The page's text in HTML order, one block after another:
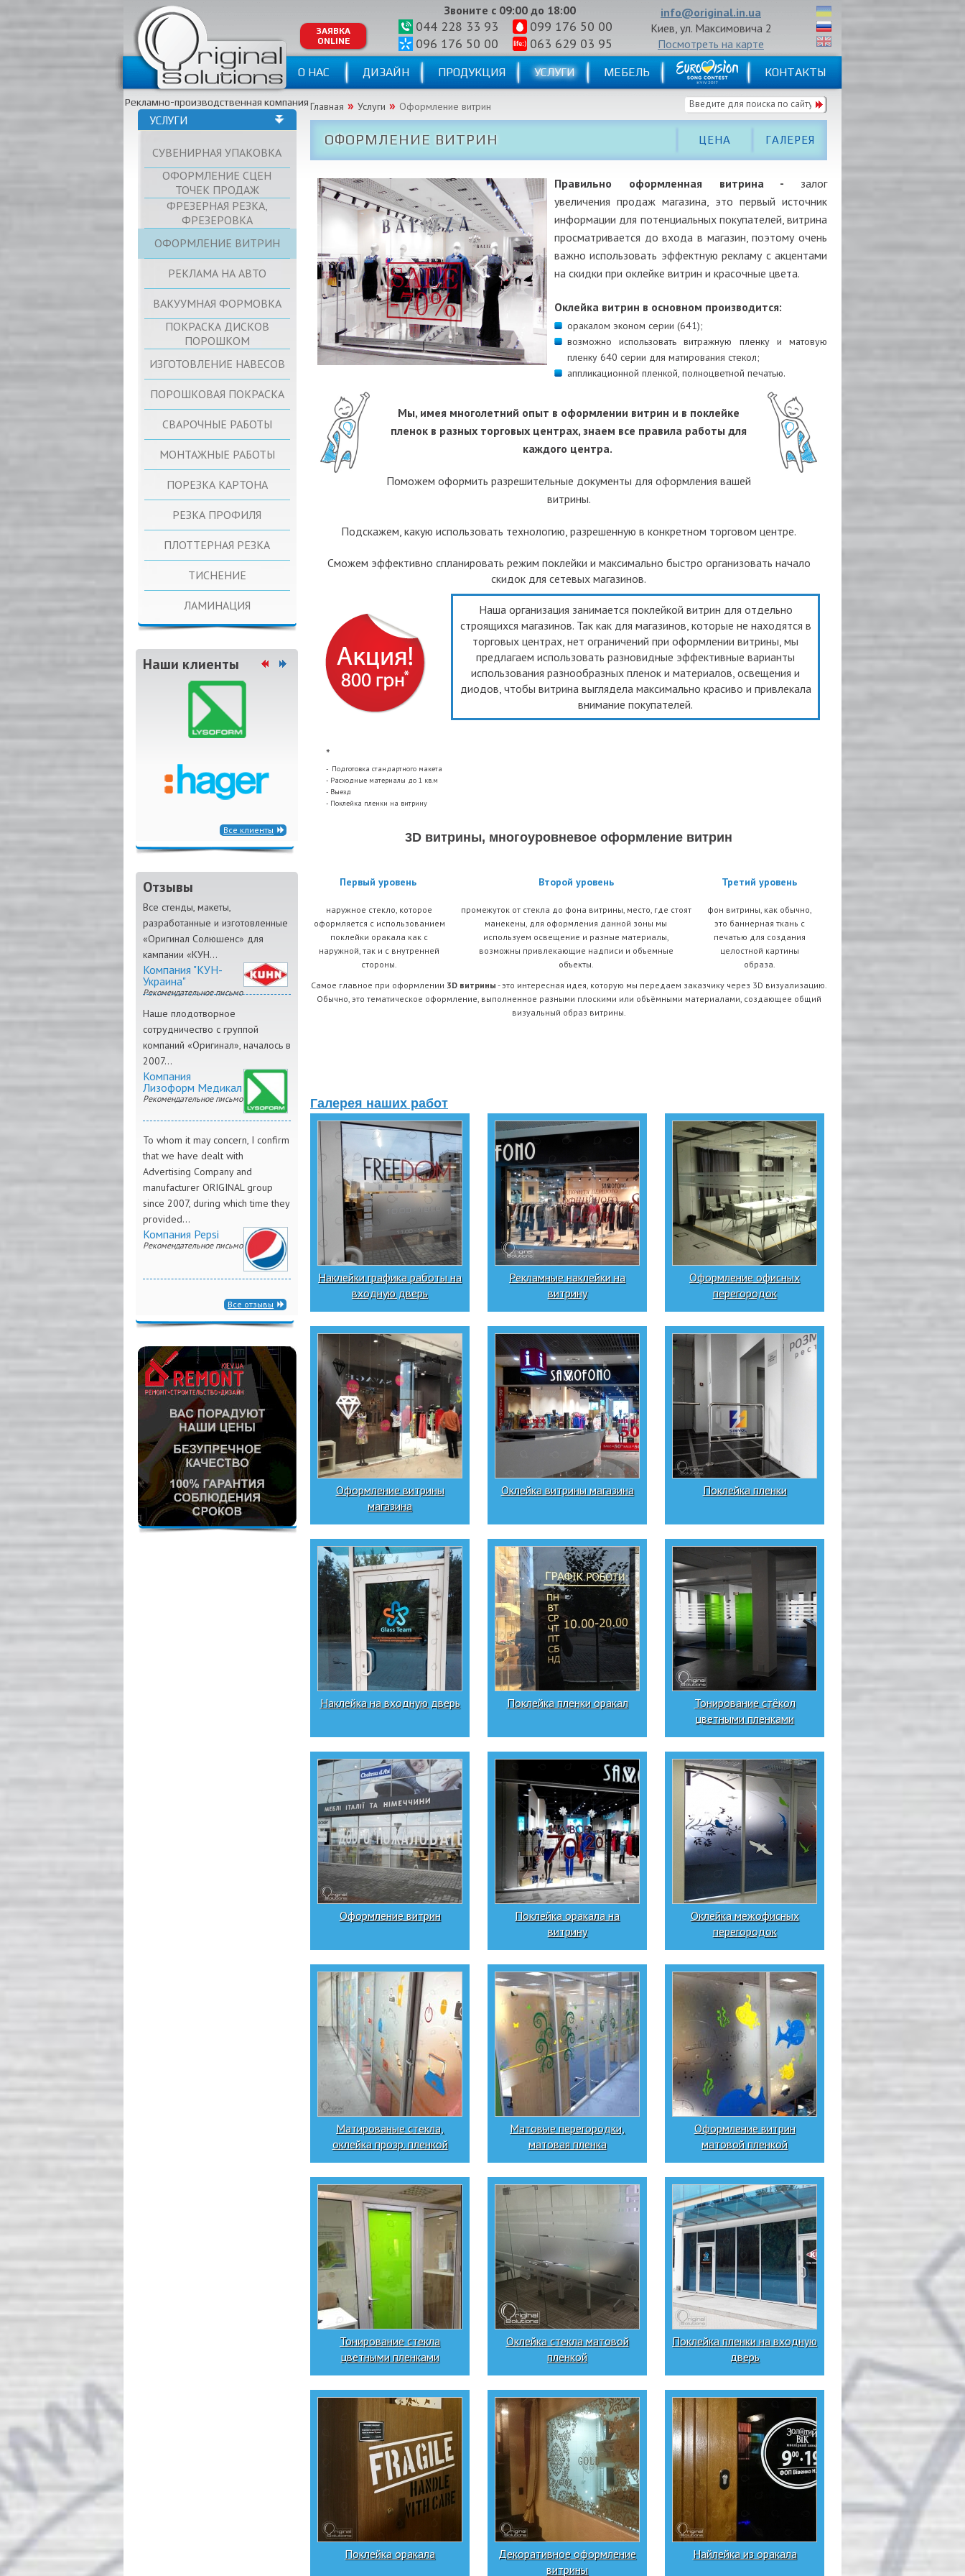
О НАС ДИЗАЙН ПРОДУКЦИЯ УСЛУГИ МЕБЕЛЬ КОНТАКТЫ
ЗАЯВКА
ONLINE
Звоните с 09:00 до 18:00
044 228 33 93
096 176 50 00
099 176 50 00
063 629 03 95
info@original.in.ua
Киев, ул. Максимовича 2
Посмотреть на карте
Рекламно-производственная компания
УСЛУГИ
СУВЕНИРНАЯ УПАКОВКА
ОФОРМЛЕНИЕ СЦЕН
ТОЧЕК ПРОДАЖ
ФРЕЗЕРНАЯ РЕЗКА,
ФРЕЗЕРОВКА
ОФОРМЛЕНИЕ ВИТРИН
РЕКЛАМА НА АВТО
ВАКУУМНАЯ ФОРМОВКА
ПОКРАСКА ДИСКОВ
ПОРОШКОМ
ИЗГОТОВЛЕНИЕ НАВЕСОВ
ПОРОШКОВАЯ ПОКРАСКА
СВАРОЧНЫЕ РАБОТЫ
МОНТАЖНЫЕ РАБОТЫ
ПОРЕЗКА КАРТОНА
РЕЗКА ПРОФИЛЯ
ПЛОТТЕРНАЯ РЕЗКА
ТИСНЕНИЕ
ЛАМИНАЦИЯ
Наши клиенты
Все клиенты
Отзывы
Все стенды, макеты,
разработанные и изготовленные
«Оригинал Солюшенс» для
кампании «КУН...
Компания "КУН-
Украина"
Рекомендательное письмо
Наше плодотворное
сотрудничество с группой
компаний «Оригинал», началось в
2007...
Компания
Лизоформ Медикал
Рекомендательное письмо
To whom it may concern, I confirm
that we have dealt with
Advertising Company and
manufacturer ORIGINAL group
since 2007, during which time they
provided...
Компания Pepsi
Рекомендательное письмо
Все отзывы
Главная Услуги Оформление витрин
ОФОРМЛЕНИЕ ВИТРИН ЦЕНА ГАЛЕРЕЯ
Правильно оформленная витрина - залог
увеличения продаж магазина, это первый источник
информации для потенциальных покупателей, витрина
просматривается до входа в магазин, поэтому очень
важно использовать эффектную рекламу с акцентами
на скидки при оклейке витрин и красочные цвета.
Оклейка витрин в основном производится:
оракалом эконом серии (641);
возможно использовать витражную пленку и матовую
пленку 640 серии для матирования стекол;
аппликационной пленкой, полноцветной печатью.
Мы, имея многолетний опыт в оформлении витрин и в поклейке
пленок в разных торговых центрах, знаем все правила работы для
каждого центра.
Поможем оформить разрешительные документы для оформления вашей
витрины.
Подскажем, какую использовать технологию, разрешенную в конкретном торговом центре.
Сможем эффективно спланировать режим поклейки и максимально быстро организовать начало
скидок для сетевых магазинов.
*
- Подготовка стандартного макета
- Расходные материалы до 1 кв.м
- Выезд
- Поклейка пленки на витрину
Наша организация занимается поклейкой витрин для отдельно
строящихся магазинов. Так как для магазинов, которые не находятся в
торговых центрах, нет ограничений при оформлении витрины, мы
предлагаем использовать разновидные эффективные варианты
использования разнообразных пленок и материалов, освещения и
диодов, чтобы витрина выглядела максимально красиво и привлекала
внимание покупателей.
3D витрины, многоуровневое оформление витрин
Первый уровень
наружное стекло, которое
оформляется с использованием
поклейки оракала как с
наружной, так и с внутренней
стороны.
Второй уровень
промежуток от стекла до фона витрины, место, где стоят
манекены, для оформления данной зоны мы
используем освещение и разные материалы,
возможны привлекающие надписи и объемные
объекты.
Третий уровень
фон витрины, как обычно,
это баннерная ткань с
печатью для создания
целостной картины
образа.
Самое главное при оформлении 3D витрины - это интересная идея, которую мы передаем заказчику через 3D визуализацию.
Обычно, это тематическое оформление, выполненное разными плоскими или объёмными материалами, создающее общий
визуальный образ витрины.
Галерея наших работ
Наклейки графика работы на
входную дверь
Рекламные наклейки на
витрину
Оформление офисных
перегородок
Оформление витрины
магазина
Оклейка витрины магазина Поклейка пленки
Наклейка на входную дверь Поклейка пленки оракал
Тонирование стёкол
цветными пленками
Оформление витрин
Поклейка оракала на
витрину
Оклейка межофисных
перегородок
Матированые стекла,
оклейка прозр. пленкой
Матовые перегородки,
матовая пленка
Оформление витрин
матовой пленкой
Тонирование стекла
цветными пленками
Оклейка стекла матовой
пленкой
Поклейка пленки на входную
дверь
Поклейка оракала
Декоративное оформление
витрины
Найлейка из оракала